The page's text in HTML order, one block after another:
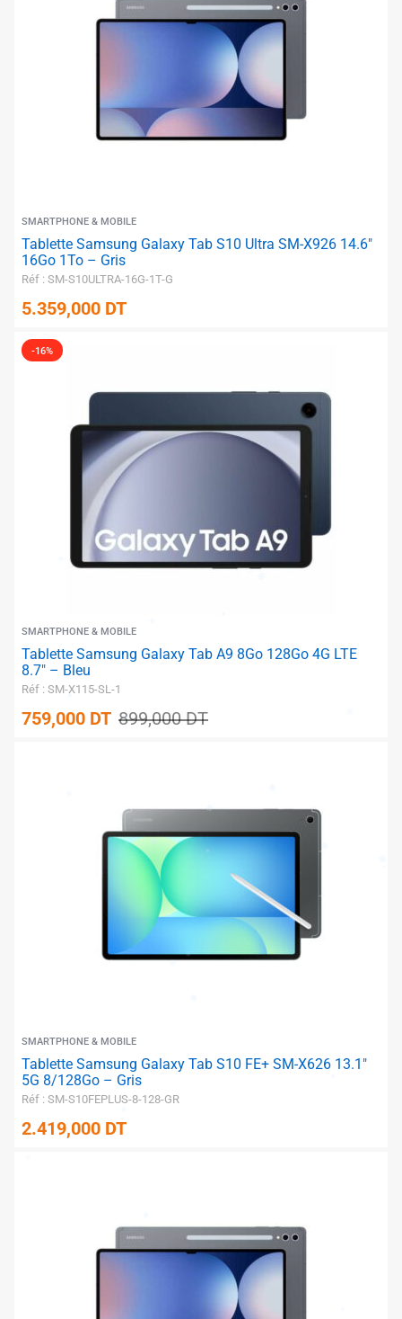
SMARTPHONE & MOBILE
Tablette Samsung Galaxy Tab S10 Ultra SM-X926 14.6″
16Go 1To – Gris
Réf : SM-S10ULTRA-16G-1T-G
5.359,000 DT
-16%
SMARTPHONE & MOBILE
Tablette Samsung Galaxy Tab A9 8Go 128Go 4G LTE
8.7″ – Bleu
Réf : SM-X115-SL-1
759,000 DT 899,000DT
SMARTPHONE & MOBILE
Tablette Samsung Galaxy Tab S10 FE+ SM-X626 13.1″
5G 8/128Go – Gris
Réf : SM-S10FEPLUS-8-128-GR
2.419,000 DT